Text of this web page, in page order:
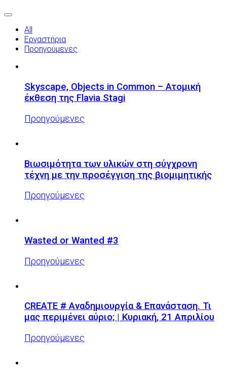
All
Εργαστήρια
Προηγούμενες
Skyscape, Objects in Common – Ατομική
έκθεση της Flavia Stagi
Προηγούμενες
Βιωσιμότητα των υλικών στη σύγχρονη
τέχνη με την προσέγγιση της βιομιμητικής
Προηγούμενες
Wasted or Wanted #3
Προηγούμενες
CREATE # Αναδημιουργία & Επανάσταση. Τι
μας περιμένει αύριο; | Κυριακή, 21 Απριλίου
Προηγούμενες